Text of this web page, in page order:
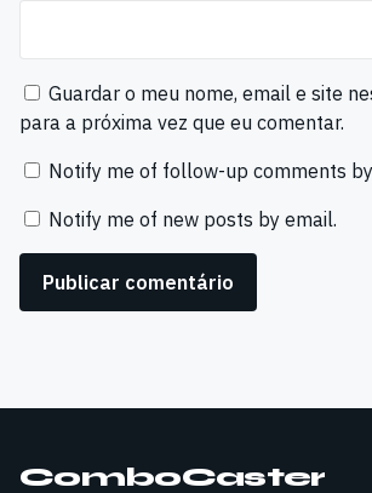
Guardar o meu nome, email e site
para a próxima vez que eu comentar.
Notify me of follow-up comments
Notify me of new posts by email.
ComboCaster